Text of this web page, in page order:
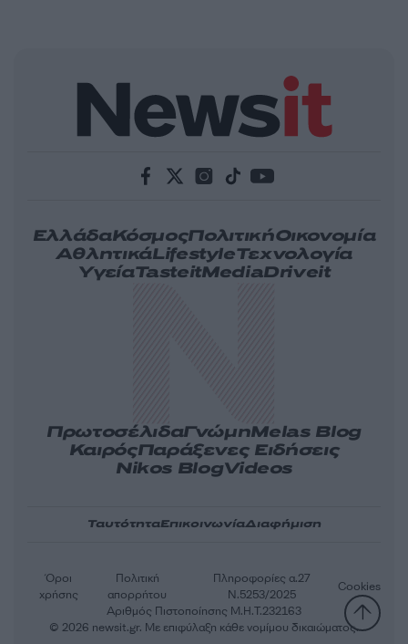
ΕλλάδαΚόσμοςΠολιτικήΟικονομία
ΑθλητικάLifestyleΤεχνολογία
ΥγείαTasteitMediaDriveit
ΠρωτοσέλιδαΓνώμηMelas Blog
ΚαιρόςΠαράξενες Ειδήσεις
Nikos BlogVideos
ΤαυτότηταΕπικοινωνίαΔιαφήμιση
Αριθμός Πιστοποίησης Μ.Η.Τ.232163
Όροι
χρήσης
Πολιτική
απορρήτου
Πληροφορίες α.27
Ν.5253/2025
Cookies
© 2026 newsit.gr. Με επιφύλαξη κάθε νομίμου δικαιώματος.